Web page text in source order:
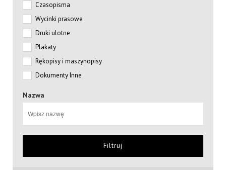
Czasopisma
Wycinki prasowe
Druki ulotne
Plakaty
Rękopisy i maszynopisy
Dokumenty Inne
Nazwa
Filtruj